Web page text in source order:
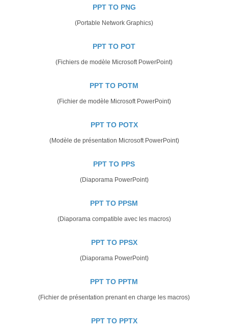
PPT TO PNG
(Portable Network Graphics)
PPT TO POT
(Fichiers de modèle Microsoft PowerPoint)
PPT TO POTM
(Fichier de modèle Microsoft PowerPoint)
PPT TO POTX
(Modèle de présentation Microsoft PowerPoint)
PPT TO PPS
(Diaporama PowerPoint)
PPT TO PPSM
(Diaporama compatible avec les macros)
PPT TO PPSX
(Diaporama PowerPoint)
PPT TO PPTM
(Fichier de présentation prenant en charge les macros)
PPT TO PPTX